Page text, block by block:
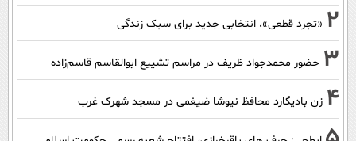
2 «تجرد قطعی»، انتخابی جدید برای سبک زندگی
3 حضور محمدجواد ظریف در مراسم تشییع ابوالقاسم قاسم‌زاده
4 زنِ بادیگارد محافظ نیوشا ضیغمی در مسجد شهرک غرب